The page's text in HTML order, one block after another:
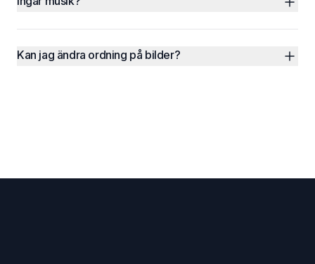
Kan jag ändra ordning på bilder?